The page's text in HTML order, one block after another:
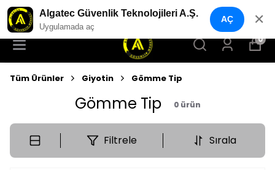
MARKET YENI NESIL
0
Tüm Ürünler Giyotin Gömme Tip
Gömme Tip 0 ürün
Filtrele Sırala
Algatec Güvenlik Teknolojileri A.Ş.
Uygulamada aç
AÇ ✕